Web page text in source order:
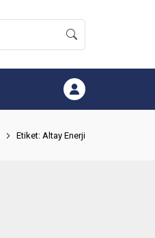
Etiket: Altay Enerji